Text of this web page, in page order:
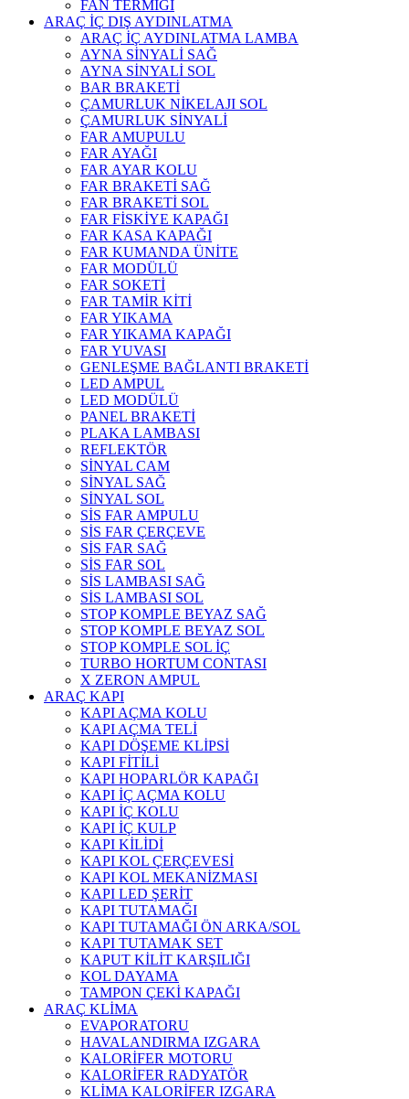
FAN TERMİĞİ
ARAÇ İÇ DIŞ AYDINLATMA
ARAÇ İÇ AYDINLATMA LAMBA
AYNA SİNYALİ SAĞ
AYNA SİNYALİ SOL
BAR BRAKETİ
ÇAMURLUK NİKELAJI SOL
ÇAMURLUK SİNYALİ
FAR AMUPULU
FAR AYAĞI
FAR AYAR KOLU
FAR BRAKETİ SAĞ
FAR BRAKETİ SOL
FAR FİSKİYE KAPAĞI
FAR KASA KAPAĞI
FAR KUMANDA ÜNİTE
FAR MODÜLÜ
FAR SOKETİ
FAR TAMİR KİTİ
FAR YIKAMA
FAR YIKAMA KAPAĞI
FAR YUVASI
GENLEŞME BAĞLANTI BRAKETİ
LED AMPUL
LED MODÜLÜ
PANEL BRAKETİ
PLAKA LAMBASI
REFLEKTÖR
SİNYAL CAM
SİNYAL SAĞ
SİNYAL SOL
SİS FAR AMPULU
SİS FAR ÇERÇEVE
SİS FAR SAĞ
SİS FAR SOL
SİS LAMBASI SAĞ
SİS LAMBASI SOL
STOP KOMPLE BEYAZ SAĞ
STOP KOMPLE BEYAZ SOL
STOP KOMPLE SOL İÇ
TURBO HORTUM CONTASI
X ZERON AMPUL
ARAÇ KAPI
KAPI AÇMA KOLU
KAPI AÇMA TELİ
KAPI DÖŞEME KLİPSİ
KAPI FİTİLİ
KAPI HOPARLÖR KAPAĞI
KAPI İÇ AÇMA KOLU
KAPI İÇ KOLU
KAPI İÇ KULP
KAPI KİLİDİ
KAPI KOL ÇERÇEVESİ
KAPI KOL MEKANİZMASI
KAPI LED ŞERİT
KAPI TUTAMAĞI
KAPI TUTAMAĞI ÖN ARKA/SOL
KAPI TUTAMAK SET
KAPUT KİLİT KARŞILIĞI
KOL DAYAMA
TAMPON ÇEKİ KAPAĞI
ARAÇ KLİMA
EVAPORATORU
HAVALANDIRMA IZGARA
KALORİFER MOTORU
KALORİFER RADYATÖR
KLİMA KALORİFER IZGARA